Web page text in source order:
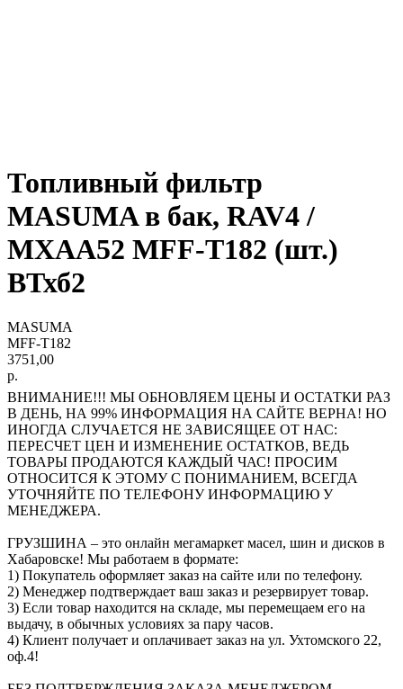
Топливный фильтр
MASUMA в бак, RAV4 /
MXAA52 MFF-T182 (шт.)
ВТхб2
MASUMA
MFF-T182
3751,00
р.
ВНИМАНИЕ!!! МЫ ОБНОВЛЯЕМ ЦЕНЫ И ОСТАТКИ РАЗ
В ДЕНЬ, НА 99% ИНФОРМАЦИЯ НА САЙТЕ ВЕРНА! НО
ИНОГДА СЛУЧАЕТСЯ НЕ ЗАВИСЯЩЕЕ ОТ НАС:
ПЕРЕСЧЕТ ЦЕН И ИЗМЕНЕНИЕ ОСТАТКОВ, ВЕДЬ
ТОВАРЫ ПРОДАЮТСЯ КАЖДЫЙ ЧАС! ПРОСИМ
ОТНОСИТСЯ К ЭТОМУ С ПОНИМАНИЕМ, ВСЕГДА
УТОЧНЯЙТЕ ПО ТЕЛЕФОНУ ИНФОРМАЦИЮ У
МЕНЕДЖЕРА.
ГРУЗШИНА – это онлайн мегамаркет масел, шин и дисков в
Хабаровске! Мы работаем в формате:
1) Покупатель оформляет заказ на сайте или по телефону.
2) Менеджер подтверждает ваш заказ и резервирует товар.
3) Если товар находится на складе, мы перемещаем его на
выдачу, в обычных условиях за пару часов.
4) Клиент получает и оплачивает заказ на ул. Ухтомского 22,
оф.4!